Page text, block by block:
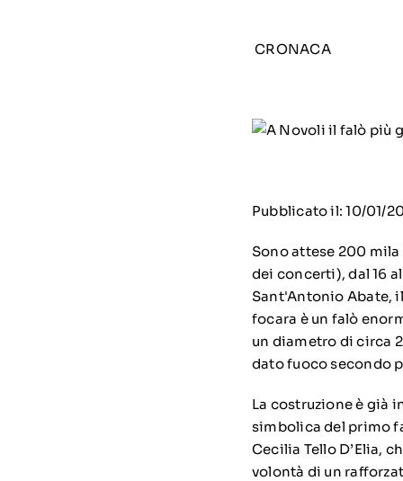
CRONACA
Pubblicato il: 10/01/
Sono attese 200
dei concerti), dal 16
Sant'Antonio Abate,
focara è un falò
un diametro di circa
dato fuoco secondo
La costruzione è già
simbolica del primo
Cecilia Tello D’Elia,
volontà di un